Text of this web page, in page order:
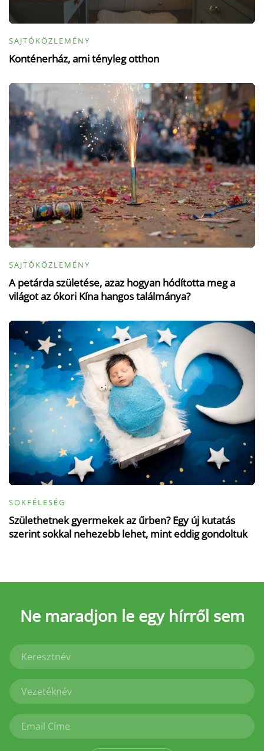
SAJTÓKÖZLEMÉNY
Konténerház, ami tényleg otthon
SAJTÓKÖZLEMÉNY
A petárda születése, azaz hogyan hódította meg a
világot az ókori Kína hangos találmánya?
SOKFÉLESÉG
Születhetnek gyermekek az űrben? Egy új kutatás
szerint sokkal nehezebb lehet, mint eddig gondoltuk
Ne maradjon le egy hírről sem